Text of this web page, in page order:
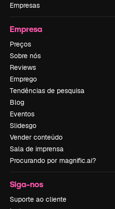
Empresas
Empresa
Preços
Sobre nós
Reviews
Emprego
Tendências de pesquisa
Blog
Eventos
Slidesgo
Vender conteúdo
Sala de imprensa
Procurando por magnific.ai?
Siga-nos
Suporte ao cliente